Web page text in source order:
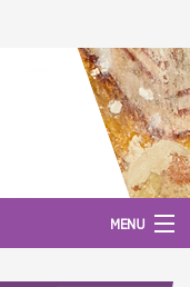
MENU